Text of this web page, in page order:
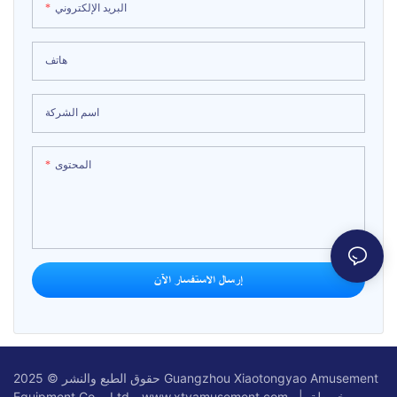
البريد الإلكتروني
هاتف
اسم الشركة
المحتوى
إرسال الاستفسار الآن
حقوق الطبع والنشر © 2025 Guangzhou Xiaotongyao Amusement